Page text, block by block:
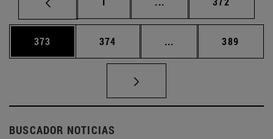
Página
373 Página
374 ... Páginas intermedias
Página
389
BUSCADOR NOTICIAS